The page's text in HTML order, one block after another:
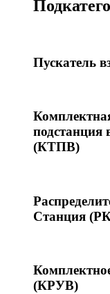
Пускатель
подстанция
(КТПВ)
Станция
(КРУВ)